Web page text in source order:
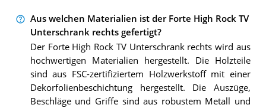
Aus welchen Materialien ist der Forte High Rock TV
Unterschrank rechts gefertigt?
Der Forte High Rock TV Unterschrank rechts wird aus
hochwertigen Materialien hergestellt. Die Holzteile
sind aus FSC-zertifiziertem Holzwerkstoff mit einer
Dekorfolienbeschichtung hergestellt. Die Auszüge,
Beschläge und Griffe sind aus robustem Metall und